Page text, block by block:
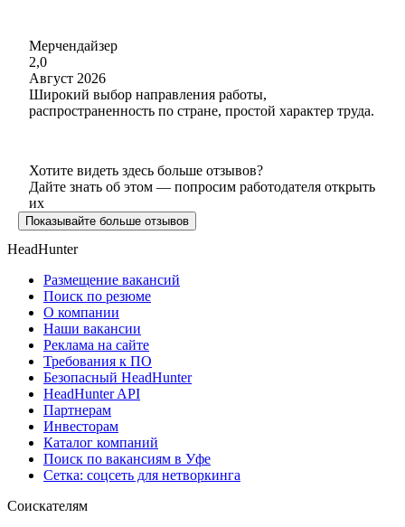
Мерчендайзер
2,0
Август 2026
Широкий выбор направления работы,
распространенность по стране, простой характер труда.
Хотите видеть здесь больше отзывов?
Дайте знать об этом — попросим работодателя открыть
их
Показывайте больше отзывов
HeadHunter
Размещение вакансий
Поиск по резюме
О компании
Наши вакансии
Реклама на сайте
Требования к ПО
Безопасный HeadHunter
HeadHunter API
Партнерам
Инвесторам
Каталог компаний
Поиск по вакансиям в Уфе
Сетка: соцсеть для нетворкинга
Соискателям